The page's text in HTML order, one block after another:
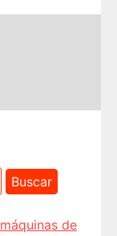
máquinas de